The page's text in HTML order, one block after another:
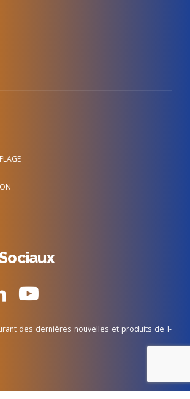
des dernières nouvelles et produits de I-